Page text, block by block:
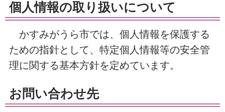
個人情報の取り扱いについて
かすみがうら市では、個人情報を保護する
ための指針として、特定個人情報等の安全管
理に関する基本方針を定めています。
お問い合わせ先